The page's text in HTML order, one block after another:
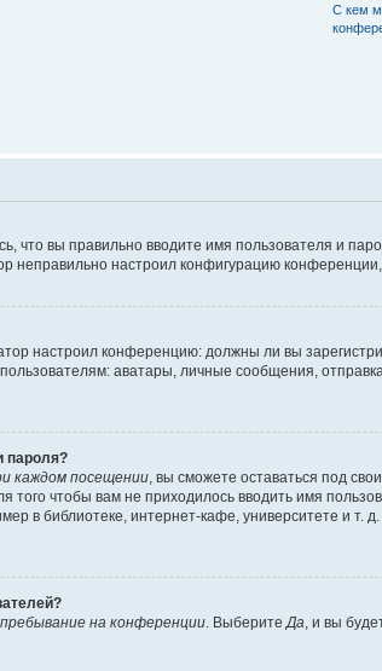
С кем
что вы правильно вводите имя пользователя и
неправильно настроил конфигурацию
настроил конференцию: должны ли вы
аватары, личные сообщения,
пароля?
каждом посещении , вы сможете оставаться под
того чтобы вам не приходилось вводить имя
в библиотеке, интернет-кафе, университете и т. д.
на конференции . Выберите Да , и вы